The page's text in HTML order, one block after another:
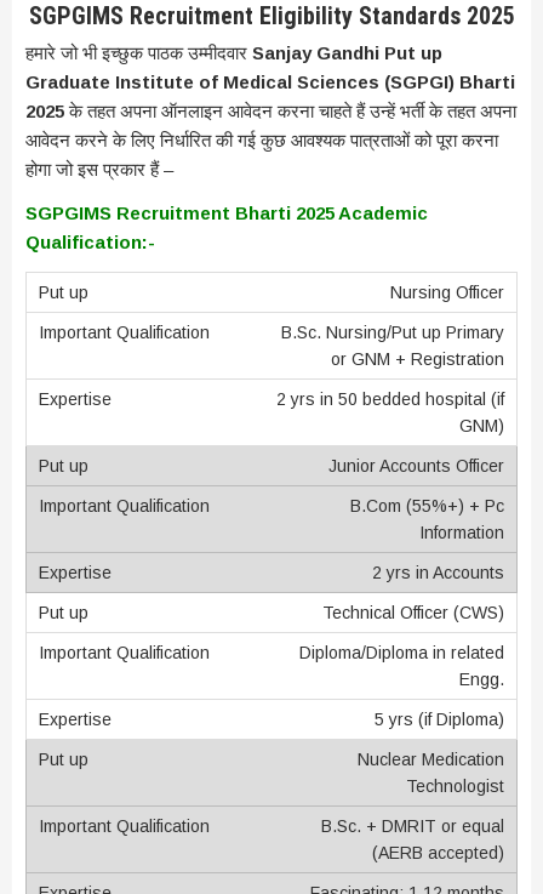
SGPGIMS Recruitment Eligibility Standards 2025
हमारे जो भी इच्छुक पाठक उम्मीदवार Sanjay Gandhi Put up
Graduate Institute of Medical Sciences (SGPGI) Bharti
2025के तहत अपना ऑनलाइन आवेदन करना चाहते हैं उन्हें भर्ती के तहत अपना
आवेदन करने के लिए निर्धारित की गई कुछ आवश्यक पात्रताओं को पूरा करना
होगा जो इस प्रकार हैं –
SGPGIMS Recruitment Bharti 2025 Academic
Qualification:-
Nursing Officer
B.Sc. Nursing/Put up Primary
or GNM + Registration
2 yrs in 50 bedded hospital (if
GNM)
Junior Accounts Officer
B.Com (55%+) + Pc
Information
2 yrs in Accounts
Technical Officer (CWS)
Diploma/Diploma in related
Engg.
5 yrs (if Diploma)
Nuclear Medication
Technologist
B.Sc. + DMRIT or equal
(AERB accepted)